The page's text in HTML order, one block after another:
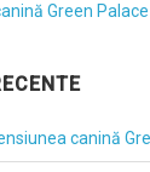
Green
canină